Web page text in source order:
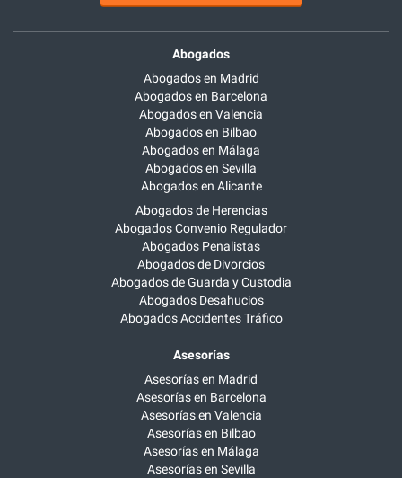
Abogados
Abogados en Madrid
Abogados en Barcelona
Abogados en Valencia
Abogados en Bilbao
Abogados en Málaga
Abogados en Sevilla
Abogados en Alicante
Abogados de Herencias
Abogados Convenio Regulador
Abogados Penalistas
Abogados de Divorcios
Abogados de Guarda y Custodia
Abogados Desahucios
Abogados Accidentes Tráfico
Asesorías
Asesorías en Madrid
Asesorías en Barcelona
Asesorías en Valencia
Asesorías en Bilbao
Asesorías en Málaga
Asesorías en Sevilla